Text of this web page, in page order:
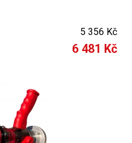
5 356 Kč
6 481 Kč